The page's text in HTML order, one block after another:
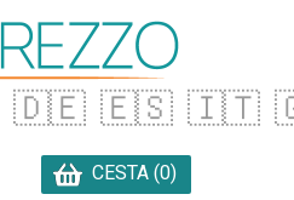
🇩🇪 🇪🇸 🇮🇹
CESTA (0)